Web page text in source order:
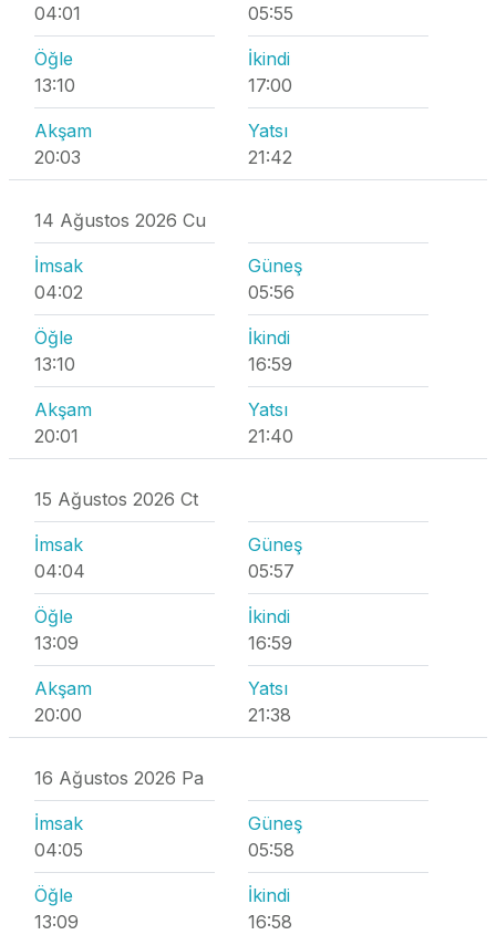
04:01
05:55
Öğle
13:10
İkindi
17:00
Akşam
20:03
Yatsı
21:42
14 Ağustos 2026 Cu
İmsak
04:02
Güneş
05:56
Öğle
13:10
İkindi
16:59
Akşam
20:01
Yatsı
21:40
15 Ağustos 2026 Ct
İmsak
04:04
Güneş
05:57
Öğle
13:09
İkindi
16:59
Akşam
20:00
Yatsı
21:38
16 Ağustos 2026 Pa
İmsak
04:05
Güneş
05:58
Öğle
13:09
İkindi
16:58